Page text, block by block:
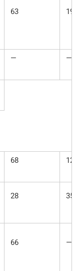
63 19
— —
68 120
28 35
66 —